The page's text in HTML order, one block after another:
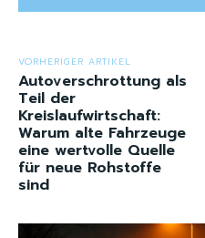
VORHERIGER ARTIKEL
Autoverschrottung als
Teil der
Kreislaufwirtschaft:
Warum alte Fahrzeuge
eine wertvolle Quelle
für neue Rohstoffe
sind